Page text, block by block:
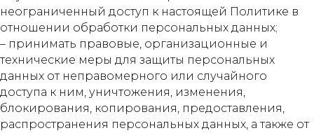
неограниченный доступ к настоящей Политике в
отношении обработки персональных данных;
– принимать правовые, организационные и
технические меры для защиты персональных
данных от неправомерного или случайного
доступа к ним, уничтожения, изменения,
блокирования, копирования, предоставления,
распространения персональных данных, а также от